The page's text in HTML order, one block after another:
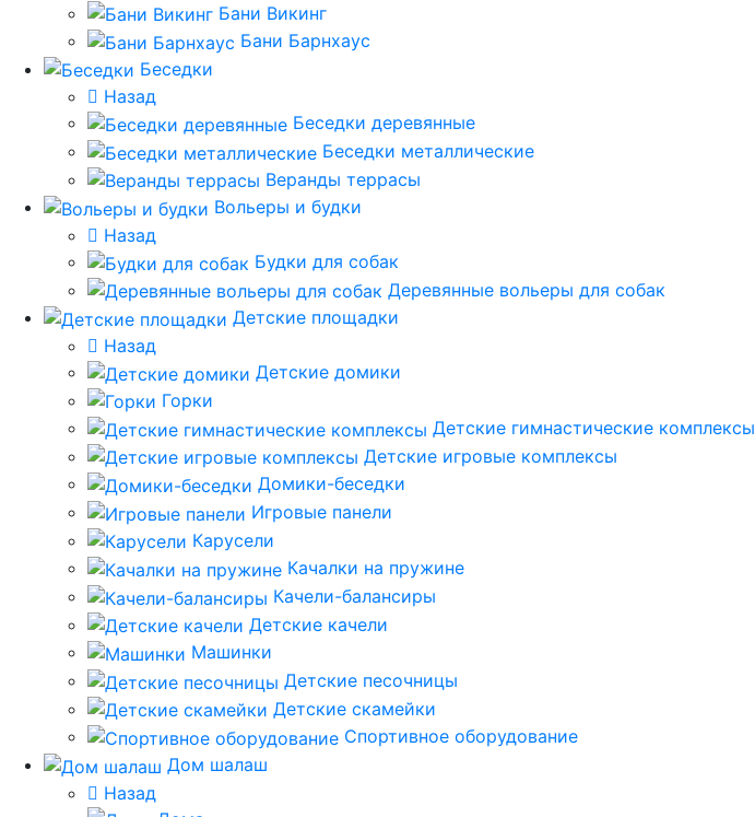
Бани Викинг
Бани Барнхаус
Беседки
Назад
Беседки деревянные
Беседки металлические
Веранды террасы
Вольеры и будки
Назад
Будки для собак
Деревянные вольеры для собак
Детские площадки
Назад
Детские домики
Горки
Детские гимнастические комплексы
Детские игровые комплексы
Домики-беседки
Игровые панели
Карусели
Качалки на пружине
Качели-балансиры
Детские качели
Машинки
Детские песочницы
Детские скамейки
Спортивное оборудование
Дом шалаш
Назад